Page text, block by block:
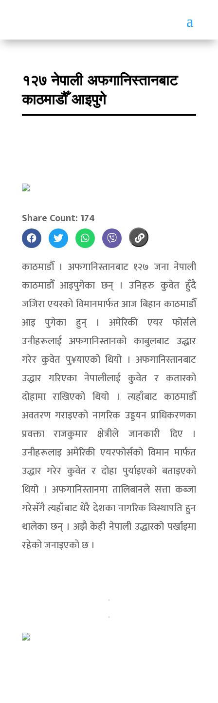
१२७ नेपाली अफगानिस्तानबाट
काठमाडौँ आइपुगे
Share Count: 174
काठमाडौँ । अफगानिस्तानबाट १२७ जना नेपाली
काठमाडौँ आइपुगेका छन् । उनिहरु कुवेत हुँदै
जजिरा एयरको विमानमार्फत आज बिहान काठमाडौँ
आइ पुगेका हुन् । अमेरिकी एयर फोर्सले
उनीहरूलाई अफगानिस्तानको काबुलबाट उद्धार
गरेर कुवेत पु¥याएको थियो । अफगानिस्तानबाट
उद्धार गरिएका नेपालीलाई कुवेत र कतारको
दोहामा राखिएको थियो । त्यहाँबाट काठमाडौँ
अवतरण गराइएको नागरिक उड्डयन प्राधिकरणका
प्रवक्ता राजकुमार क्षेत्रीले जानकारी दिए ।
उनीहरूलाइ अमेरिकी एयरफोर्सको विमान मार्फत
उद्धार गरेर कुवेत र दोहा पुर्याइएको बताइएको
थियो । अफगानिस्तानमा तालिबानले सत्ता कब्जा
गरेसँगै त्यहाँबाट धेरै देशका नागरिक विस्थापति हुन
थालेका छन् । अझै केही नेपाली उद्धारको पर्खाइमा
रहेको जनाइएको छ ।